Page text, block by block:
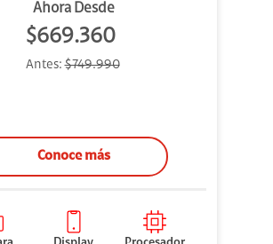
Ahora Desde
$669.360
Antes:$749.990
Conoce más